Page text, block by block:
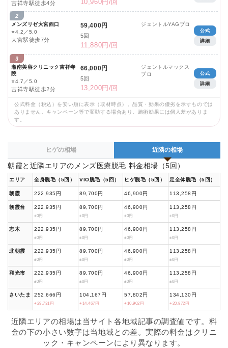
吉祥寺駅徒歩4分 10,960円/回
2
メンズリゼ大宮西口
⭐4.2／5.0
大宮駅徒歩7分
59,400円
5回
11,880円/回
ジェントルYAGプロ
公式
詳細
3
湘南美容クリニック吉祥寺
院
⭐4.7／5.0
吉祥寺駅徒歩2分
66,000円
5回
13,200円/回
ジェントルマックス
プロ
公式
詳細
公式料金（税込）を安い順に表示（取材時点）。品質・効果の優劣を示すものでは
ありません。キャンペーン等で変動する場合あり。施術効果には個人差がありま
す。
ヒゲの相場 近隣の相場
朝霞と近隣エリアのメンズ医療脱毛 料金相場（5回）
エリア 全身脱毛（5回） VIO脱毛（5回） ヒゲ脱毛（5回） 足全体脱毛（5回）
朝霞 222,935円 89,700円 46,900円 113,258円
朝霞台 222,935円
±0円
89,700円
±0円
46,900円
±0円
113,258円
±0円
志木 222,935円
±0円
89,700円
±0円
46,900円
±0円
113,258円
±0円
北朝霞 222,935円
±0円
89,700円
±0円
46,900円
±0円
113,258円
±0円
和光市 222,935円
±0円
89,700円
±0円
46,900円
±0円
113,258円
±0円
さいたま 252,666円
+29,731円
104,167円
+14,467円
57,802円
+10,902円
134,130円
+20,872円
近隣エリアの相場は当サイト各地域記事の調査値です。料
金の下の小さい数字は当地域との差。実際の料金はクリニ
ック・キャンペーンにより異なります。